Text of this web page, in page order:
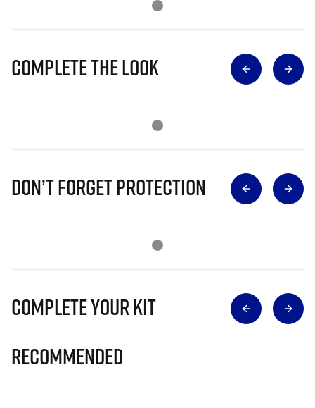
Complete The Look
Don’t Forget Protection
Complete Your Kit
Recommended